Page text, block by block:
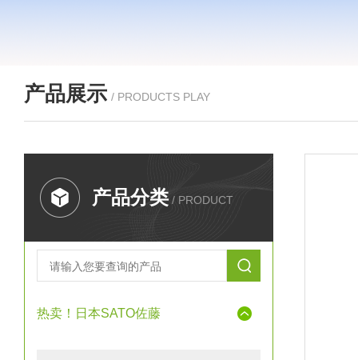
产品展示 / PRODUCTS PLAY
产品分类 / PRODUCT
热卖！日本SATO佐藤